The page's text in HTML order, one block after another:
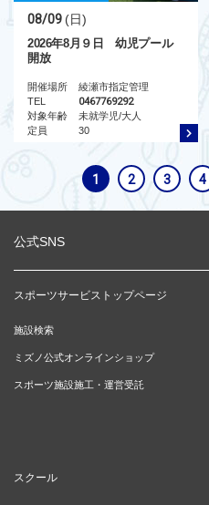
08/09 (日)
2026年8月９日 幼児プール
開放
開催場所
綾瀬市指定管理
TEL
0467769292
対象年齢
未就学児/大人
定員
30
1 2 3 4
公式SNS
スポーツサービストップページ
施設検索
ミズノ公式オンラインショップ
スポーツ施設施工・運営受託
スクール